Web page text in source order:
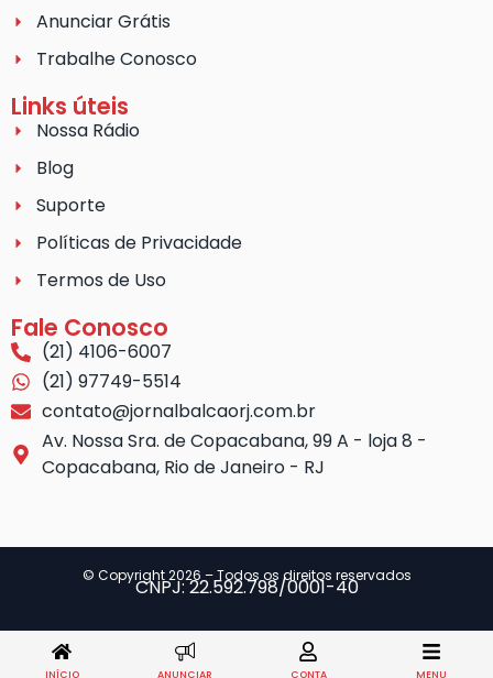
Anunciar Grátis
Trabalhe Conosco
Links úteis
Nossa Rádio
Blog
Suporte
Políticas de Privacidade
Termos de Uso
Fale Conosco
(21) 4106-6007
(21) 97749-5514
contato@jornalbalcaorj.com.br
Av. Nossa Sra. de Copacabana, 99 A - loja 8 -
Copacabana, Rio de Janeiro - RJ
© Copyright 2026 – Todos os direitos reservados
CNPJ: 22.592.798/0001-40
INÍCIO ANUNCIAR CONTA MENU